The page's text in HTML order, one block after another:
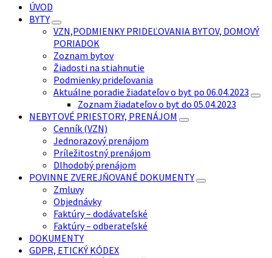
ÚVOD
BYTY
VZN,PODMIENKY PRIDEĽOVANIA BYTOV, DOMOVÝ
PORIADOK
Zoznam bytov
Žiadosti na stiahnutie
Podmienky prideľovania
Aktuálne poradie žiadateľov o byt po 06.04.2023
Zoznam žiadateľov o byt do 05.04.2023
NEBYTOVÉ PRIESTORY, PRENÁJOM
Cenník (VZN)
Jednorazový prenájom
Príležitostný prenájom
Dlhodobý prenájom
POVINNE ZVEREJŇOVANÉ DOKUMENTY
Zmluvy
Objednávky
Faktúry – dodávateľské
Faktúry – odberateľské
DOKUMENTY
GDPR, ETICKÝ KÓDEX